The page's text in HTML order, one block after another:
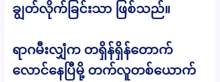
ချွတ်လိုက်ခြင်းသာ ဖြစ်သည်။
ရာဂမီးလျှံက တရှိန်ရှိန်တောက်
လောင်နေပြီမို့ တက်လူတစ်ယောက်